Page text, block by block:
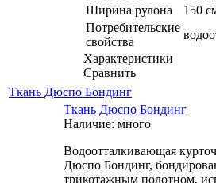
Ширина рулона
150
Потребительские
свойства
Характеристики
Сравнить
Ткань Дюспо Бондинг
Ткань Дюспо Бондинг
Наличие: много
Водоотталкивающая
Дюспо Бондинг,
трикотажным полотном,